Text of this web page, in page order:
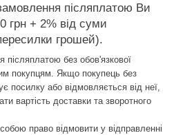
післяплатою Ви
грн + 2% від суми
грошей).
без обов'язкової
покупцям. Якщо покупець без
посилку або відмовляється від неї,
вартість доставки та зворотного
право відмовити у відправленні